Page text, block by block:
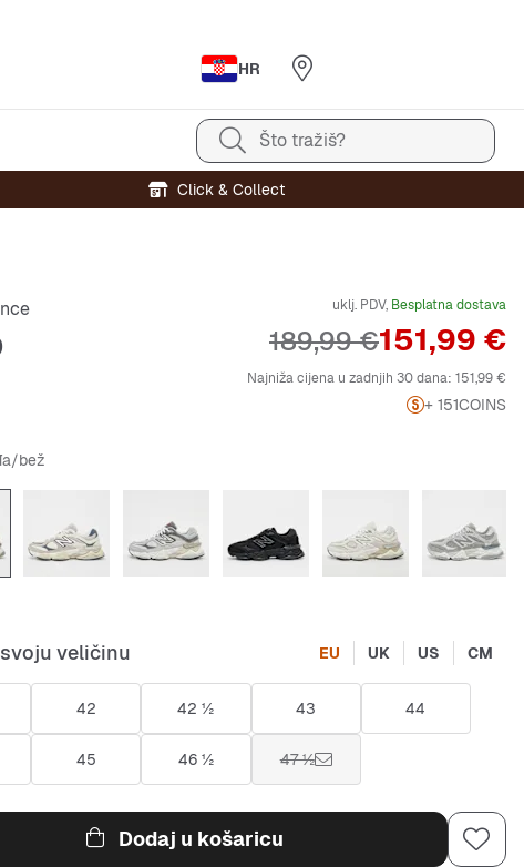
HR
Što tražiš?
Click & Collect
uklj. PDV, Besplatna dostava
Cijena
151,99 €
Originalna cijena
189,99 €
Najniža cijena u zadnjih 30 dana: 151,99 €
+ 151COINS
bež
veličinu EU UK US CM
42 42 ½ 43 44
45 46 ½ 47 ½
Dodaj u košaricu